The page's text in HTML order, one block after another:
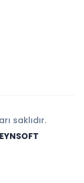
saklıdır.